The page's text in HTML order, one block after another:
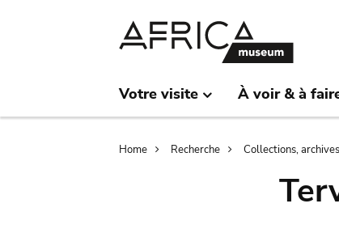
Votre visite À voir & à
Breadcrumb
Home Recherche Collections,